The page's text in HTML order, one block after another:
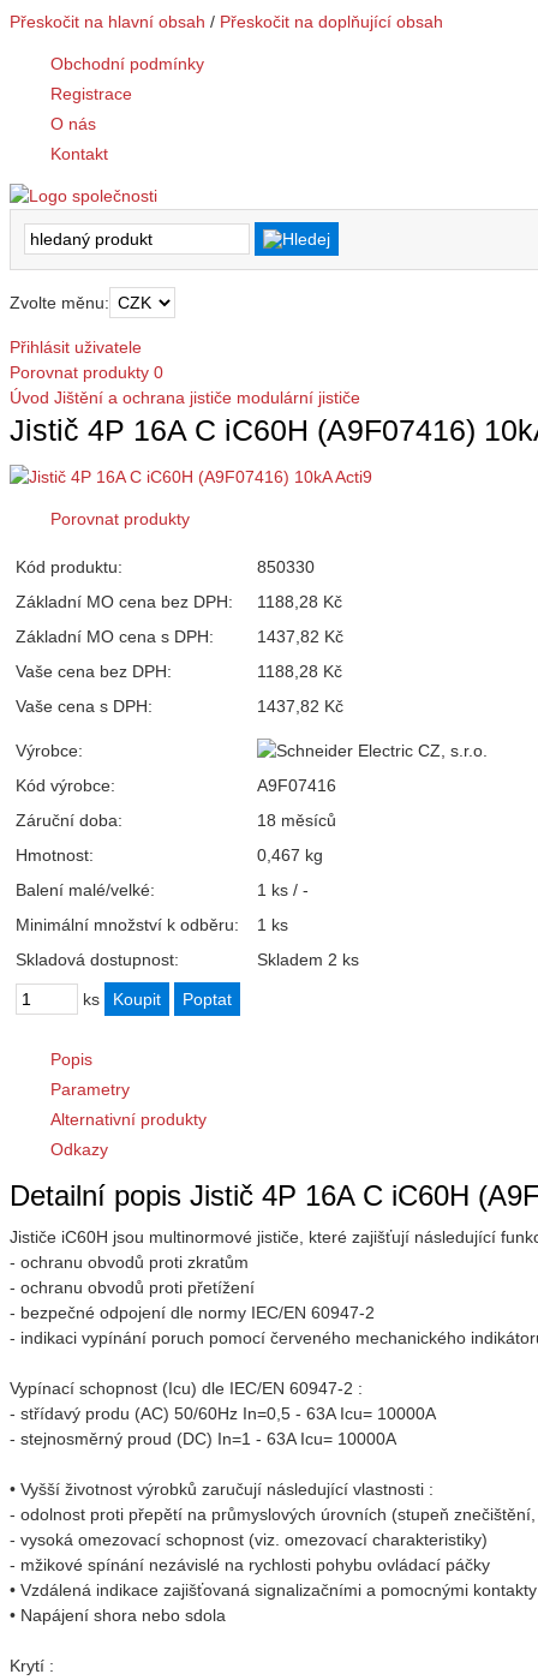
Přeskočit na hlavní obsah / Přeskočit na doplňující obsah
Obchodní podmínky
Registrace
O nás
Kontakt
Zvolte měnu:
Přihlásit uživatele
Porovnat produkty 0
Úvod Jištění a ochrana jističe modulární jističe
Jistič 4P 16A C iC60H (A9F07416)
Porovnat produkty
Kód produktu:
850330
Základní MO cena bez DPH:
1188,28 Kč
Základní MO cena s DPH:
1437,82 Kč
Vaše cena bez DPH:
1188,28 Kč
Vaše cena s DPH:
1437,82 Kč
Výrobce:
Kód výrobce:
A9F07416
Záruční doba:
18 měsíců
Hmotnost:
0,467 kg
Balení malé/velké:
1 ks / -
Minimální množství k odběru:
1 ks
Skladová dostupnost:
Skladem 2 ks
ks
Popis
Parametry
Alternativní produkty
Odkazy
Detailní popis Jistič 4P 16A C iC60H
Jističe iC60H jsou multinormové jističe, které zajišťují následující
- ochranu obvodů proti zkratům
- ochranu obvodů proti přetížení
- bezpečné odpojení dle normy IEC/EN 60947-2
- indikaci vypínání poruch pomocí červeného mechanického
Vypínací schopnost (Icu) dle IEC/EN 60947-2 :
- střídavý produ (AC) 50/60Hz In=0,5 - 63A Icu= 10000A
- stejnosměrný proud (DC) In=1 - 63A Icu= 10000A
• Vyšší životnost výrobků zaručují následující vlastnosti :
- odolnost proti přepětí na průmyslových úrovních (stupeň
- vysoká omezovací schopnost (viz. omezovací charakteristiky)
- mžikové spínání nezávislé na rychlosti pohybu ovládací páčky
• Vzdálená indikace zajišťovaná signalizačními a pomocnými
• Napájení shora nebo sdola
Krytí :